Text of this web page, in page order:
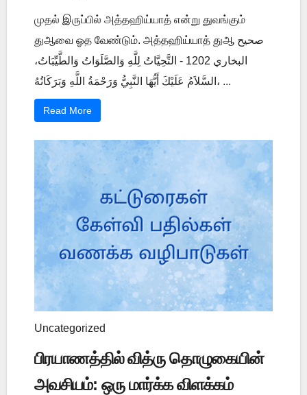
முதல் இருப்பில் அத்தஹிய்யாத் என்று துவங்கும்
துஆவை ஓத வேண்டும். அத்தஹிய்யாத் துஆ صحيح
البخاري 1202 - التَّحِيَّاتُ لِلَّهِ وَالصَّلَوَاتُ وَالطَّيِّبَاتُ،
السَّلاَمُ عَلَيْكَ أَيُّهَا النَّبِيُّ وَرَحْمَةُ اللَّهِ وَبَرَكَاتُهُ، ...
Read More
Uncategorized
பிரயாணத்தில் வித்ரு தொழுகையின்
அவசியம்: ஒரு மார்க்க விளக்கம்